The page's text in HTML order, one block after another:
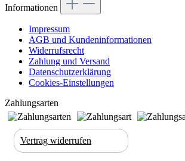
Informationen
Impressum
AGB und Kundeninformationen
Widerrufsrecht
Zahlung und Versand
Datenschutzerklärung
Cookies-Einstellungen
Zahlungsarten
Vertrag widerrufen